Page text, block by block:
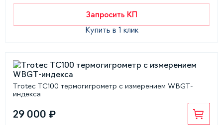
Запросить КП
Купить в 1 клик
Trotec TC100 термогигрометр с измерением WBGT-
индекса
29 000 ₽